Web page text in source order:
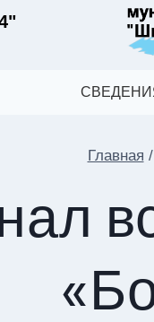
Главная /